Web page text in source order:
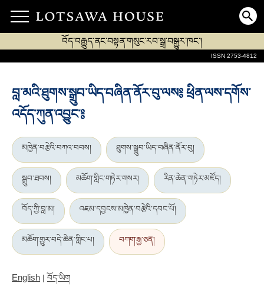
བོད་བརྒྱུད་ནང་བསྟན་གསུང་རབ་སྒྲ་བསྒྱུར་ཁང་།
ISSN 2753-4812
བླ་མའི་ཐུགས་སྒྲུབ་ཡིད་བཞིན་ནོར་བུ་ལས༔ ཕྲིན་ལས་དགོས་
འདོད་ཀུན་འབྱུང་༔
མཁྱེན་བརྩེའི་བཀའ་བབས། ཐུགས་སྒྲུབ་ཡིད་བཞིན་ནོར་བུ།
སྒྲུབ་ཐབས། མཆོག་གླིང་གཏེར་གསར། རིན་ཆེན་གཏེར་མཛོད།
བོད་ཀྱི་བླ་མ། འཇམ་དབྱངས་མཁྱེན་བརྩེའི་དབང་པོ།
མཆོག་གྱུར་བདེ་ཆེན་གླིང་པ། བཀག་རྒྱ་ཅན།
English | བོད་ཡིག